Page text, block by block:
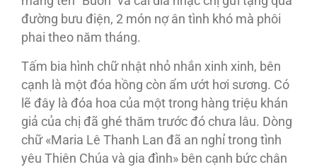
đường bưu điện, 2 món nợ ân tình khó mà phôi
phai theo năm tháng.
Tấm bia hình chữ nhật nhỏ nhắn xinh xinh, bên
cạnh là một đóa hồng còn ẩm ướt hơi sương. Có
lẽ đây là đóa hoa của một trong hàng triệu khán
giả của chị đã ghé thăm trước đó chưa lâu. Dòng
chữ «Maria Lê Thanh Lan đã an nghỉ trong tình
yêu Thiên Chúa và gia đình» bên cạnh bức chân